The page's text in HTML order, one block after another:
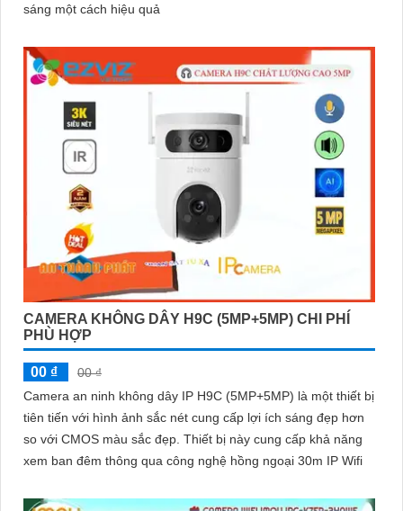
sáng một cách hiệu quả
CAMERA KHÔNG DÂY H9C (5MP+5MP) CHI PHÍ
PHÙ HỢP
00 ₫
00 ₫
Camera an ninh không dây IP H9C (5MP+5MP) là một thiết bị
tiên tiến với hình ảnh sắc nét cung cấp lợi ích sáng đẹp hơn
so với CMOS màu sắc đẹp. Thiết bị này cung cấp khả năng
xem ban đêm thông qua công nghệ hồng ngoại 30m IP Wifi